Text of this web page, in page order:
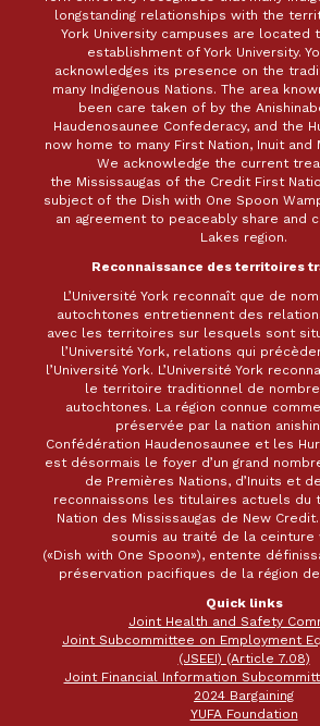
longstanding relationships with the
York University campuses are located
establishment of York University.
acknowledges its presence on the
many Indigenous Nations. The area
been care taken of by the
Haudenosaunee Confederacy, and the
now home to many First Nation, Inuit and
We acknowledge the current
the Mississaugas of the Credit First
subject of the Dish with One Spoon
an agreement to peaceably share and
Lakes region.
Reconnaissance des territoires
L’Université York reconnaît que de
autochtones entretiennent des
avec les territoires sur lesquels sont
l’Université York, relations qui
l’Université York. L’Université York
le territoire traditionnel de
autochtones. La région connue
préservée par la nation
Confédération Haudenosaunee et les
est désormais le foyer d’un grand
de Premières Nations, d’Inuits et
reconnaissons les titulaires actuels du
Nation des Mississaugas de New
soumis au traité de la ceinture
(«Dish with One Spoon»), entente
préservation pacifiques de la région
Quick links
Joint Health and Safety
Joint Subcommittee on Employment
(JSEEI) (Article 7.08)
Joint Financial Information
2024 Bargaining
YUFA Foundation